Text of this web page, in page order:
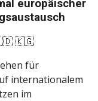
europäischer
🇰🇬
für
internationalem
im